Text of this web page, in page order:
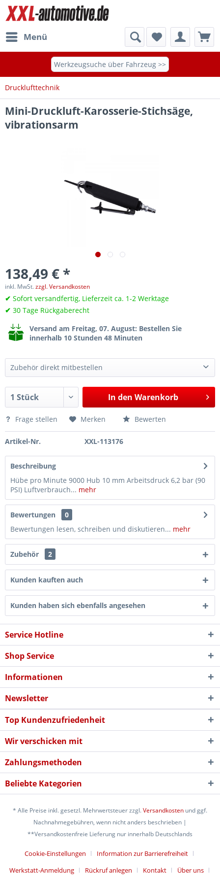
Menü
Werkzeugsuche über Fahrzeug >>
Drucklufttechnik
Mini-Druckluft-Karosserie-Stichsäge,
vibrationsarm
138,49 € *
inkl. MwSt.zzgl. Versandkosten
✔ Sofort versandfertig, Lieferzeit ca. 1-2 Werktage
✔ 30 Tage Rückgaberecht
Versand am Freitag, 07. August: Bestellen Sie
innerhalb 10 Stunden 48 Minuten
Zubehör direkt mitbestellen
Druckluft Regulierer, manuell regelbar, 1/4" Anschluss, für Druckluftradierer-, Schleifer, usw
4,40 €*
Sägeblatt Satz für Druckluftsäge Karosseriesäge Art. 112566 oder 113176, 5-tlg.
11,19 €*
In den Warenkorb
Frage stellen Merken Bewerten
Artikel-Nr. XXL-113176
Beschreibung
Hübe pro Minute 9000 Hub 10 mm Arbeitsdruck 6,2 bar (90
PSI) Luftverbrauch... mehr
Bewertungen
0
Bewertungen lesen, schreiben und diskutieren... mehr
Zubehör 2
Kunden kauften auch
Kunden haben sich ebenfalls angesehen
Service Hotline
Shop Service
Informationen
Newsletter
Top Kundenzufriedenheit
Wir verschicken mit
Zahlungsmethoden
Beliebte Kategorien
* Alle Preise inkl. gesetzl. Mehrwertsteuer zzgl.Versandkosten und ggf.
Nachnahmegebühren, wenn nicht anders beschrieben |
**Versandkostenfreie Lieferung nur innerhalb Deutschlands
Cookie-Einstellungen
Information zur Barrierefreiheit
Werkstatt-Anmeldung
Rückruf anlegen Kontakt
Über uns